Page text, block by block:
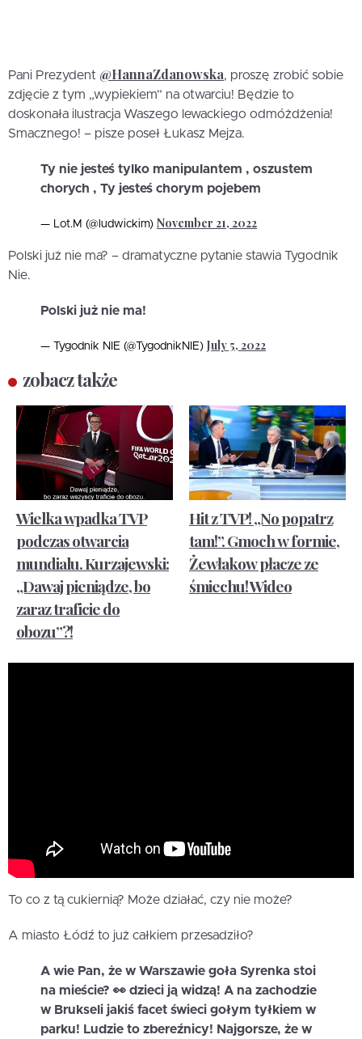
Pani Prezydent @HannaZdanowska, proszę zrobić sobie
zdjęcie z tym „wypiekiem” na otwarciu! Będzie to
doskonała ilustracja Waszego lewackiego odmóżdżenia!
Smacznego! – pisze poseł Łukasz Mejza.
Ty nie jesteś tylko manipulantem , oszustem
chorych , Ty jesteś chorym pojebem
— Lot.M (@ludwickim) November 21, 2022
Polski już nie ma? – dramatyczne pytanie stawia Tygodnik
Nie.
Polski już nie ma!
— Tygodnik NIE (@TygodnikNIE) July 5, 2022
zobacz także
Wielka wpadka TVP
podczas otwarcia
mundialu. Kurzajewski:
„Dawaj pieniądze, bo
zaraz traficie do
obozu”?!
Hit z TVP! „No popatrz
tam!”. Gmoch w formie,
Żewłakow płacze ze
śmiechu! Wideo
To co z tą cukiernią? Może działać, czy nie może?
A miasto Łódź to już całkiem przesadziło?
A wie Pan, że w Warszawie goła Syrenka stoi
na mieście? 👀 dzieci ją widzą! A na zachodzie
w Brukseli jakiś facet świeci gołym tyłkiem w
parku! Ludzie to zbereźnicy! Najgorsze, że w